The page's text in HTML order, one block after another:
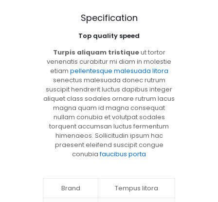
Specification
Top quality speed
Turpis aliquam tristiqueut tortor
venenatis curabitur mi diam in molestie
etiam pellentesque malesuada litora
senectus malesuada donec rutrum
suscipit hendrerit luctus dapibus integer
aliquet class sodales ornare rutrum lacus
magna quam id magna consequat
nullam conubia et volutpat sodales
torquent accumsan luctus fermentum
himenaeos. Sollicitudin ipsum hac
praesent eleifend suscipit congue
conubiafaucibus porta
Brand Tempus litora